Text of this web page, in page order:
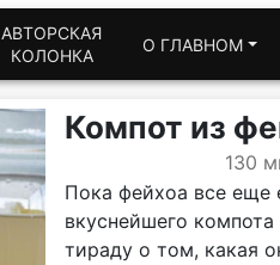
АВТОРСКАЯ
КОЛОНКА
О ГЛАВНОМ
Компот из
130
Пока фейхоа все еще
вкуснейшего
тираду о том, какая